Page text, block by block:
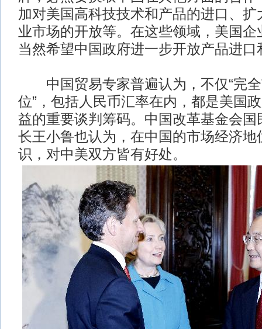
加对美国高科技技术和产品的进口、扩
业市场的开放等。在这些领域，美国企
当然希望中国政府进一步开放产品进口
中国贸易专家普遍认为，不仅“完全
位”，包括人民币汇率在内，都是美国
益的重要谈判筹码。中国改革基金会国
长王小鲁也认为，在中国的市场经济地
识，对中美双方皆有好处。